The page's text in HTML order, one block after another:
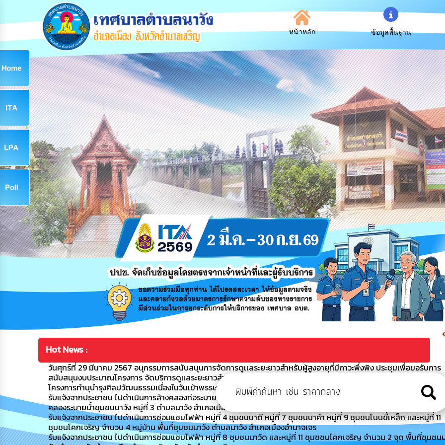
หน้าหลัก ข้อมูลพื้นฐาน
Hot News :
วันศุกร์ที่ 29 มีนาคม 2567 อนุกรรมการสนับสนุนการจัดการดูเเลระยะยาวสำหรับผู้สูงอายุที่มีภาวะพึ่งพิง ประชุมเพื่อขอรับการ
สนับสนุนงบประมาณโครงการ จัดบริการดูแลระยะยาวสำหรับผู้สูงอายุที่มีภาวะพึ่งพิงและบุค
โครงการทำนุบำรุงศิลปวัฒนธรรมเนื่องในวันเข้าพรรษา ประจำปีงบประมาณ พ.ศ. 2569
รับแจ้งจากประชาชน ไปดำเนินการล้างคลองท่อระบายน้ำ เจ้าหน้าที่สำนักงานเทศบาลตำบลนาวัง กองช่าง ร่วมพัฒนาแก้ไขล้าง
คลองระบายน้ำชุมชนนาวัง หมู่ที่ 3 ตำบลนาวัง อำเภอเมืองอำนาจเจริญ จังหวัดอำนาจเจริญ
รับแจ้งจากประชาชน ไปดำเนินการซ่อมแซมไฟฟ้า หมู่ที่ 4 ชุมชนนาดี หมู่ที่ 7 ชุมชนนาคำ หมู่ที่ 9 ชุมชนโนนขี้เหล็ก และหมู่ที่ 11
ชุมชนโคกเจริญ จำนวน 4 หมู่บ้าน พื้นที่ชุมชนนาวัง ตำบลนาวัง อำเภอเมืองอำนาจเจร
รับแจ้งจากประชาชน ไปดำเนินการซ่อมแซมไฟฟ้า หมู่ที่ 8 ชุมชนนาวัด และหมู่ที่ 11 ชุมชชนโคกเจริญ จำนวน 2 จุด พื้นที่ชุมชน